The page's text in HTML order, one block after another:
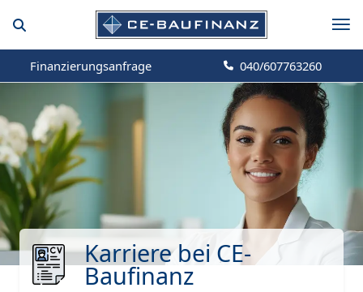
Finanzierungsanfrage 040/607763260
Karriere bei CE-
Baufinanz